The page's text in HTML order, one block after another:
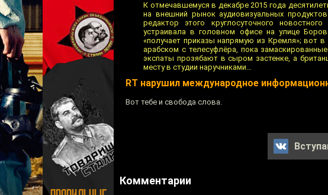
К отмечавшемуся в декабре 2015 года
на внешний рынок аудиовизуальных
редактор этого круглосуточного
устраивала в головном офисе на улице
«получает приказы напрямую из Кремля»; вот
арабском с телесуфлёра, пока
экспаты прозябают в сыром застенке, а
месту в студии наручниками…
RT нарушил международное
Вот тебе и свобода слова.
Комментарии